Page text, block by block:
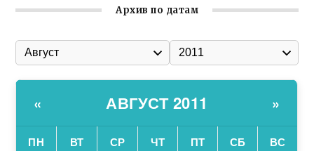
Архив по датам
« АВГУСТ 2011 »
ПН ВТ СР ЧТ ПТ СБ ВС